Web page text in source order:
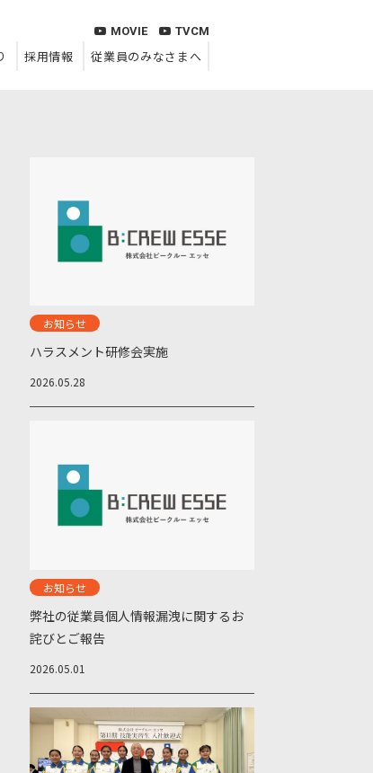
MOVIE TVCM
採用情報 従業員のみなさまへ
お知らせ
ハラスメント研修会実施
2026.05.28
お知らせ
弊社の従業員個人情報漏洩に関するお
詫びとご報告
2026.05.01